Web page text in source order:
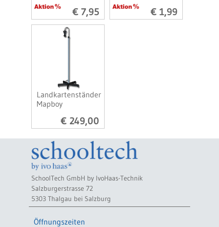
€ 7,95 € 1,99
Landkartenständer
Mapboy
€ 249,00
SchoolTech GmbH by IvoHaas-Technik
Salzburgerstrasse 72
5303 Thalgau bei Salzburg
Öffnungszeiten